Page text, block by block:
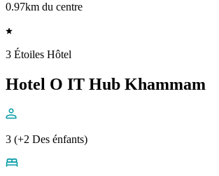
0.97km du centre
3 Étoiles Hôtel
Hotel O IT Hub Khammam
3 (+2 Des énfants)